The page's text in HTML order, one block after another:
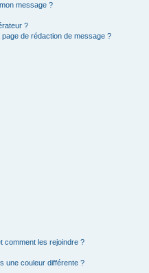
message ?
?
de rédaction de message ?
comment les rejoindre ?
une couleur différente ?